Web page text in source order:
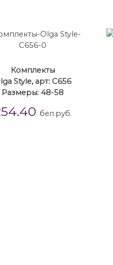
Комплекты
Style, арт: C656
Размеры: 48-58
бел.руб.